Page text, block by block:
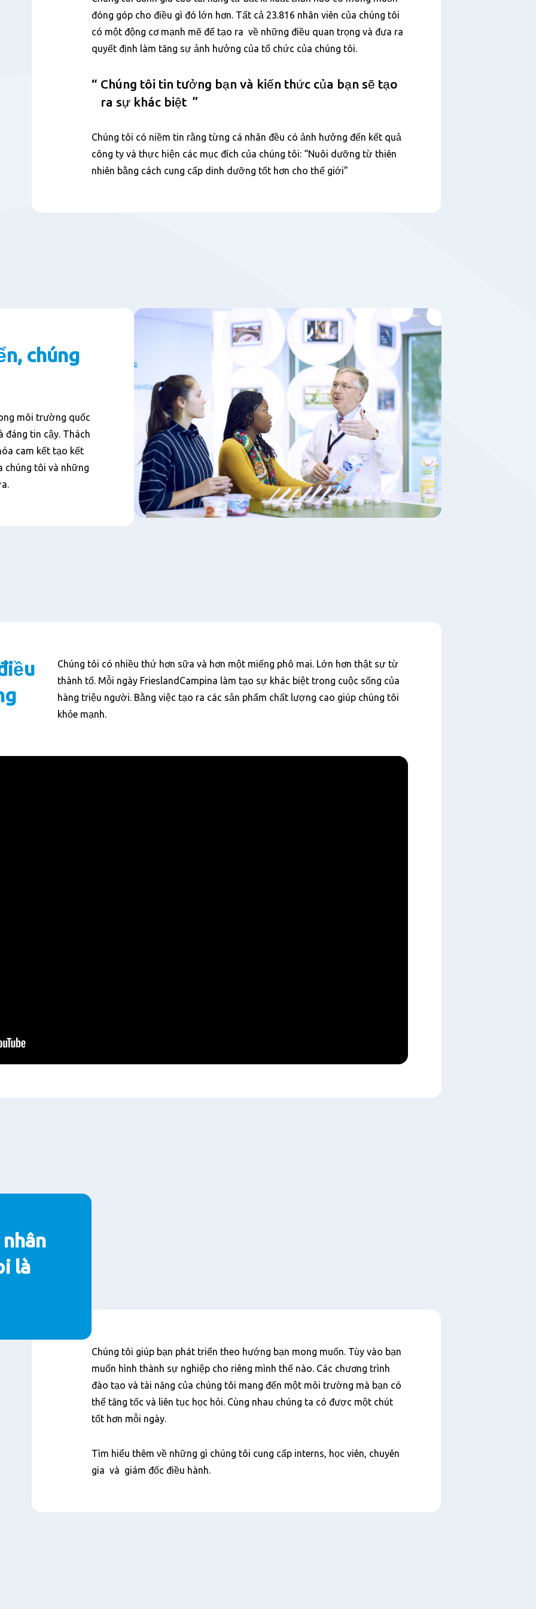
dung
đóng góp cho điều gì đó lớn hơn. Tất cả 23.816 nhân viên của chúng tôi
có một động cơ mạnh mẽ để tạo ra về những điều quan trọng và đưa ra
quyết định làm tăng sự ảnh hưởng của tổ chức của chúng tôi.
Chúng tôi tin tưởng bạn và kiến thức của bạn sẽ tạo
ra sự khác biệt
Chúng tôi có niềm tin rằng từng cá nhân đều có ảnh hưởng đến kết quả
công ty và thực hiện các mục đích của chúng tôi: “Nuôi dưỡng từ thiên
nhiên bằng cách cung cấp dinh dưỡng tốt hơn cho thế giới”
chúng
môi trường quốc
đáng tin cậy. Thách
cam kết tạo kết
chúng tôi và những
Chúng tôi có nhiều thứ hơn sữa và hơn một miếng phô mai. Lớn hơn thật sự từ
thành tố. Mỗi ngày FrieslandCampina làm tạo sự khác biệt trong cuộc sống của
hàng triệu người. Bằng việc tạo ra các sản phẩm chất lượng cao giúp chúng tôi
khỏe mạnh.
là
Nội
dung
Chúng tôi giúp bạn phát triển theo hướng bạn mong muốn. Tùy vào bạn
muốn hình thành sự nghiệp cho riêng mình thế nào. Các chương trình
đào tạo và tài năng của chúng tôi mang đến một môi trường mà bạn có
thể tăng tốc và liên tục học hỏi. Cùng nhau chúng ta có được một chút
tốt hơn mỗi ngày.
Tìm hiểu thêm về những gì chúng tôi cung cấp interns, học viên, chuyên
gia và giám đốc điều hành.